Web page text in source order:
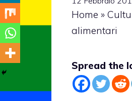
Home »
alimentari
Spread the